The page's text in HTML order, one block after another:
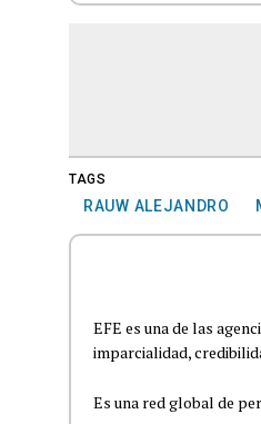
TAGS
RAUW ALEJANDRO
EFE es una de las
imparcialidad,
Es una red global de